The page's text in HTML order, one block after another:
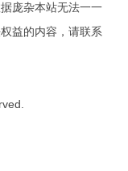
庞杂本站无法一一
益的内容，请联系